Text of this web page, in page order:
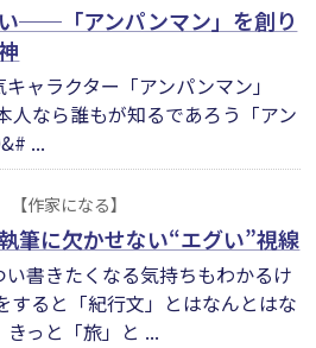
──「アンパンマン」を創り
ャラクター「アンパンマン」
人なら誰もが知るであろう「アン
...
【作家になる】
筆に欠かせない“エグい”視線
い書きたくなる気持ちもわかるけ
すると「紀行文」とはなんとはな
っと「旅」と ...